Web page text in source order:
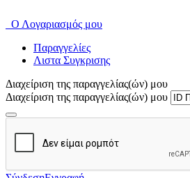
Ο Λογαριασμός μου
Παραγγελίες
Λιστα Συγκρισης
Διαχείριση της παραγγελίας(ών) μου
Διαχείριση της παραγγελίας(ών) μου